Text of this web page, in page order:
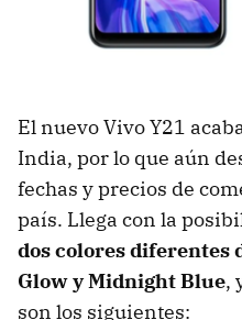
El nuevo Vivo Y21
India, por lo que aún
fechas y precios de
país. Llega con la
dos colores diferentes
Glow y Midnight Blue,
son los siguientes: